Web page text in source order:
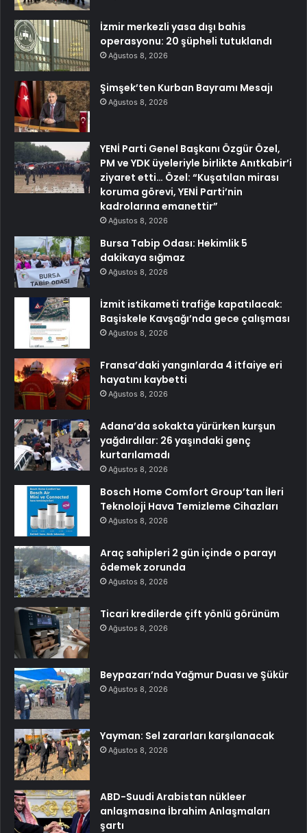
İzmir merkezli yasa dışı bahis
operasyonu: 20 şüpheli tutuklandı
Ağustos 8, 2026
Şimşek’ten Kurban Bayramı Mesajı
Ağustos 8, 2026
YENİ Parti Genel Başkanı Özgür Özel,
PM ve YDK üyeleriyle birlikte Anıtkabir’i
ziyaret etti… Özel: “Kuşatılan mirası
koruma görevi, YENİ Parti’nin
kadrolarına emanettir”
Ağustos 8, 2026
Bursa Tabip Odası: Hekimlik 5
dakikaya sığmaz
Ağustos 8, 2026
İzmit istikameti trafiğe kapatılacak:
Başiskele Kavşağı’nda gece çalışması
Ağustos 8, 2026
Fransa’daki yangınlarda 4 itfaiye eri
hayatını kaybetti
Ağustos 8, 2026
Adana’da sokakta yürürken kurşun
yağdırdılar: 26 yaşındaki genç
kurtarılamadı
Ağustos 8, 2026
Bosch Home Comfort Group’tan İleri
Teknoloji Hava Temizleme Cihazları
Ağustos 8, 2026
Araç sahipleri 2 gün içinde o parayı
ödemek zorunda
Ağustos 8, 2026
Ticari kredilerde çift yönlü görünüm
Ağustos 8, 2026
Beypazarı’nda Yağmur Duası ve Şükür
Ağustos 8, 2026
Yayman: Sel zararları karşılanacak
Ağustos 8, 2026
ABD-Suudi Arabistan nükleer
anlaşmasına İbrahim Anlaşmaları
şartı